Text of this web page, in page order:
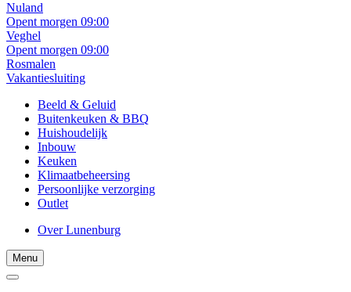
Nuland
Opent morgen 09:00
Veghel
Opent morgen 09:00
Rosmalen
Vakantiesluiting
Beeld & Geluid
Buitenkeuken & BBQ
Huishoudelijk
Inbouw
Keuken
Klimaatbeheersing
Persoonlijke verzorging
Outlet
Over Lunenburg
Menu